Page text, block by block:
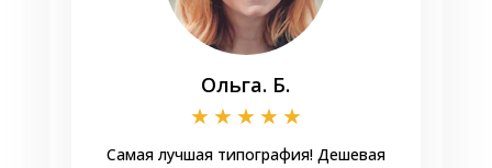
Ольга. Б.
★★★★★
Самая лучшая типография! Дешевая